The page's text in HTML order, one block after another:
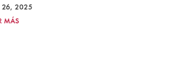
26, 2025
MÁS